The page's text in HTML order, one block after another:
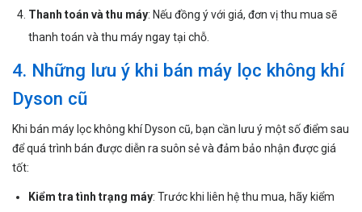
Thanh toán và thu máy: Nếu đồng ý với giá, đơn vị thu mua sẽ
thanh toán và thu máy ngay tại chỗ.
4. Những lưu ý khi bán máy lọc không khí
Dyson cũ
Khi bán máy lọc không khí Dyson cũ, bạn cần lưu ý một số điểm sau
để quá trình bán được diễn ra suôn sẻ và đảm bảo nhận được giá
tốt:
Kiểm tra tình trạng máy: Trước khi liên hệ thu mua, hãy kiểm